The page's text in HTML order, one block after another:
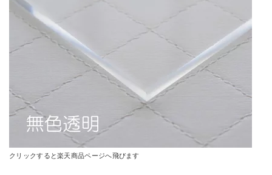
クリックすると楽天商品ページへ飛びます